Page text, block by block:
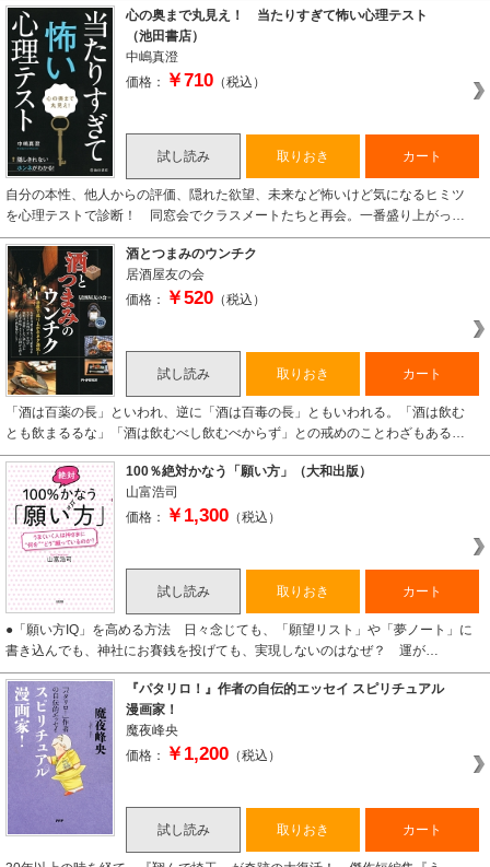
心の奥まで丸見え！ 当たりすぎて怖い心理テスト
（池田書店）
中嶋真澄
価格：
￥710 （税込）
試し読み 取りおき カート
自分の本性、他人からの評価、隠れた欲望、未来など怖いけど気になるヒミツ
を心理テストで診断！ 同窓会でクラスメートたちと再会。一番盛り上がっ…
酒とつまみのウンチク
居酒屋友の会
価格：
￥520 （税込）
試し読み 取りおき カート
「酒は百薬の長」といわれ、逆に「酒は百毒の長」ともいわれる。「酒は飲む
とも飲まるるな」「酒は飲むべし飲むべからず」との戒めのことわざもある…
100％絶対かなう「願い方」（大和出版）
山富浩司
価格：
￥1,300 （税込）
試し読み 取りおき カート
●「願い方IQ」を高める方法 日々念じても、「願望リスト」や「夢ノート」に
書き込んでも、神社にお賽銭を投げても、実現しないのはなぜ？ 運が…
『パタリロ！』作者の自伝的エッセイ スピリチュアル
漫画家！
魔夜峰央
価格：
￥1,200 （税込）
試し読み 取りおき カート